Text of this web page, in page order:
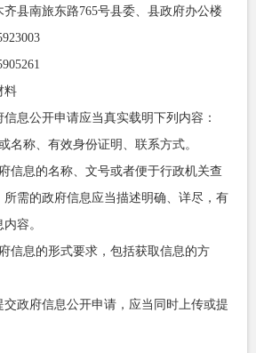
县南旅东路765号县委、县政府办公楼
料
息公开申请应当真实载明下列内容：
名称、有效身份证明、联系方式。
信息的名称、文号或者便于行政机关查
需的政府信息应当描述明确、详尽，有
容。
信息的形式要求，包括获取信息的方
政府信息公开申请，应当同时上传或提